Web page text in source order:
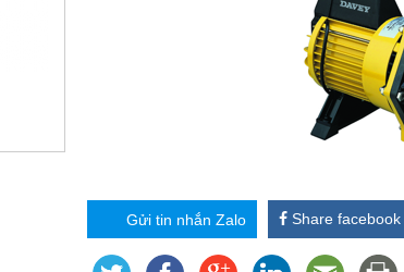
Gửi tin nhắn Zalo Share facebook